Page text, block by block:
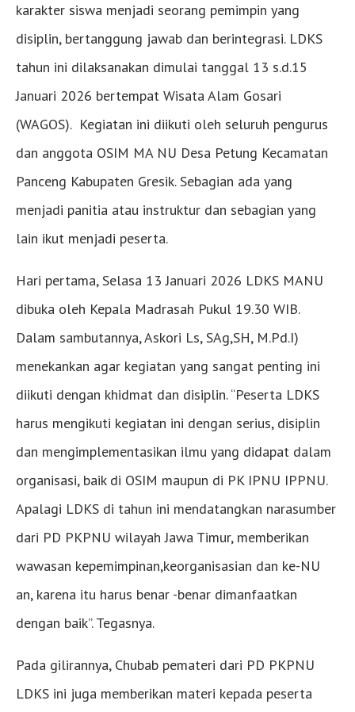
karakter siswa menjadi seorang pemimpin yang
disiplin, bertanggung jawab dan berintegrasi. LDKS
tahun ini dilaksanakan dimulai tanggal 13 s.d.15
Januari 2026 bertempat Wisata Alam Gosari
(WAGOS). Kegiatan ini diikuti oleh seluruh pengurus
dan anggota OSIM MA NU Desa Petung Kecamatan
Panceng Kabupaten Gresik. Sebagian ada yang
menjadi panitia atau instruktur dan sebagian yang
lain ikut menjadi peserta.
Hari pertama, Selasa 13 Januari 2026 LDKS MANU
dibuka oleh Kepala Madrasah Pukul 19.30 WIB.
Dalam sambutannya, Askori Ls, SAg,SH, M.Pd.I)
menekankan agar kegiatan yang sangat penting ini
diikuti dengan khidmat dan disiplin. “Peserta LDKS
harus mengikuti kegiatan ini dengan serius, disiplin
dan mengimplementasikan ilmu yang didapat dalam
organisasi, baik di OSIM maupun di PK IPNU IPPNU.
Apalagi LDKS di tahun ini mendatangkan narasumber
dari PD PKPNU wilayah Jawa Timur, memberikan
wawasan kepemimpinan,keorganisasian dan ke-NU
an, karena itu harus benar -benar dimanfaatkan
dengan baik”. Tegasnya.
Pada gilirannya, Chubab pemateri dari PD PKPNU
LDKS ini juga memberikan materi kepada peserta